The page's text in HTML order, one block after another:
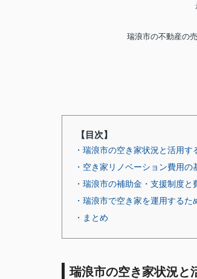
瑞浪市の不動産の
【目次】
・瑞浪市の空き家状況と活用す
・空き家リノベーション費用の
・瑞浪市の補助金・支援制度と
・瑞浪市で空き家を運用する
・まとめ
瑞浪市の空き家状況と